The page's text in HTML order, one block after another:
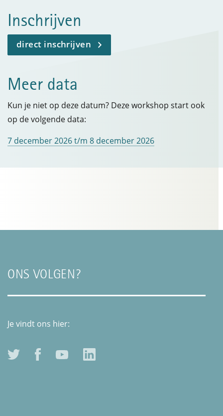
Inschrijven
direct inschrijven
Meer data
Kun je niet op deze datum? Deze workshop start ook
op de volgende data:
7 december 2026 t/m 8 december 2026
ONS VOLGEN?
Je vindt ons hier: